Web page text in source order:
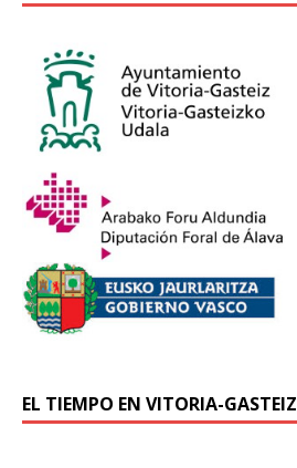
EL TIEMPO EN VITORIA-GASTEIZ